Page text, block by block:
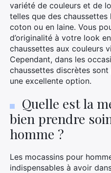
variété de couleurs et de
telles que des
coton ou en laine. Vous
d’originalité à votre look
chaussettes aux couleurs
Cependant, dans les
chaussettes discrètes
une excellente option.
Quelle est la
bien prendre
homme ?
Les mocassins pour
indispensables à avoir